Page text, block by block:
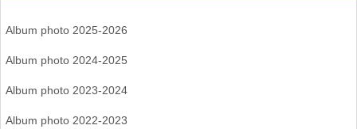
Album photo 2025-2026
Album photo 2024-2025
Album photo 2023-2024
Album photo 2022-2023